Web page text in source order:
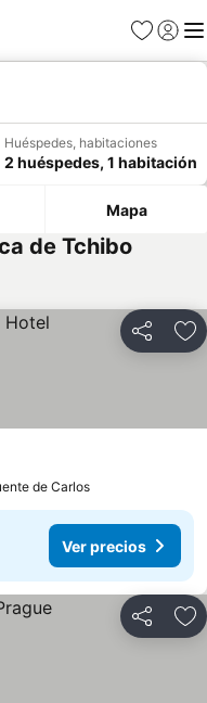
Favoritos
Iniciar
Huéspedes, habitaciones
2 huéspedes, 1 habitación
Mapa
de Tchibo
Compartir
de Carlos
Ver precios
Compartir